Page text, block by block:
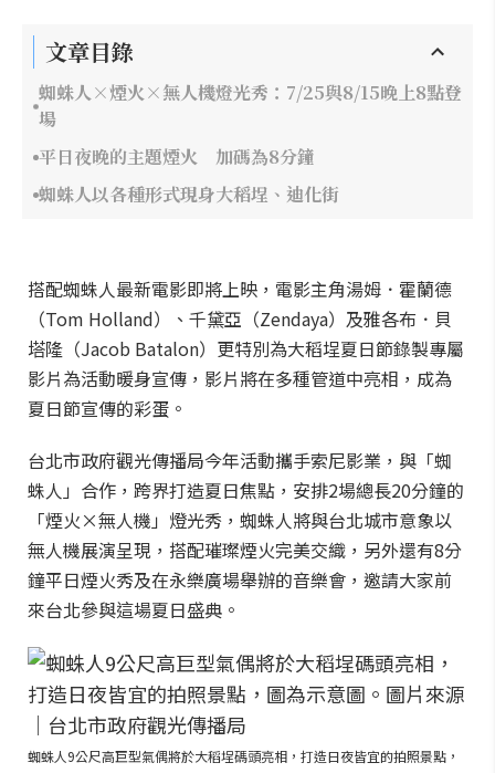
文章目錄
蜘蛛人×煙火×無人機燈光秀：7/25與8/15晚上8點登
場
平日夜晚的主題煙火 加碼為8分鐘
蜘蛛人以各種形式現身大稻埕、迪化街
搭配蜘蛛人最新電影即將上映，電影主角湯姆．霍蘭德
（Tom Holland）、千黛亞（Zendaya）及雅各布．貝
塔隆（Jacob Batalon）更特別為大稻埕夏日節錄製專屬
影片為活動暖身宣傳，影片將在多種管道中亮相，成為
夏日節宣傳的彩蛋。
台北市政府觀光傳播局今年活動攜手索尼影業，與「蜘
蛛人」合作，跨界打造夏日焦點，安排2場總長20分鐘的
「煙火×無人機」燈光秀，蜘蛛人將與台北城市意象以
無人機展演呈現，搭配璀璨煙火完美交織，另外還有8分
鐘平日煙火秀及在永樂廣場舉辦的音樂會，邀請大家前
來台北參與這場夏日盛典。
蜘蛛人9公尺高巨型氣偶將於大稻埕碼頭亮相，打造日夜皆宜的拍照景點，